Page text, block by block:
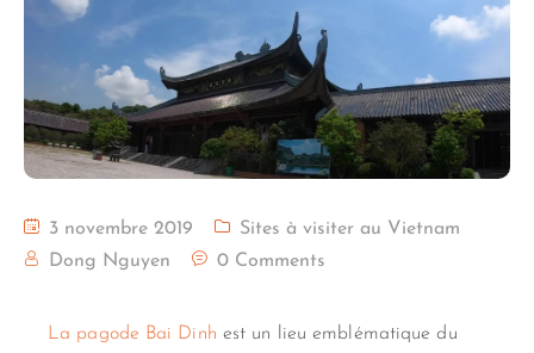
3 novembre 2019
Sites à visiter au Vietnam
Dong Nguyen
0 Comments
La pagode Bai Dinh est un lieu emblématique du